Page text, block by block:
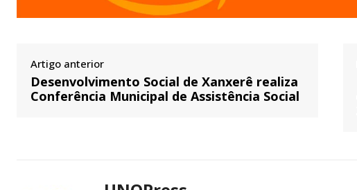
Artigo anterior
Desenvolvimento Social de Xanxerê realiza
Conferência Municipal de Assistência Social